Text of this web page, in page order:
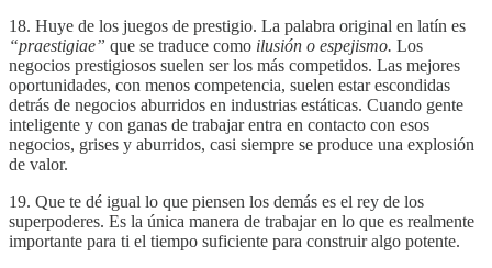
18. Huye de los juegos de prestigio. La palabra original en latín es
“praestigiae” que se traduce como ilusión o espejismo. Los
negocios prestigiosos suelen ser los más competidos. Las mejores
oportunidades, con menos competencia, suelen estar escondidas
detrás de negocios aburridos en industrias estáticas. Cuando gente
inteligente y con ganas de trabajar entra en contacto con esos
negocios, grises y aburridos, casi siempre se produce una explosión
de valor.
19. Que te dé igual lo que piensen los demás es el rey de los
superpoderes. Es la única manera de trabajar en lo que es realmente
importante para ti el tiempo suficiente para construir algo potente.